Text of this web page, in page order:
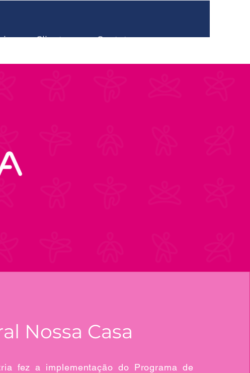
Clientes Contato
Nossa Casa
fez a implementação do Programa de